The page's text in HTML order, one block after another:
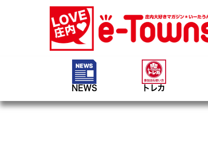
NEWS トレカ